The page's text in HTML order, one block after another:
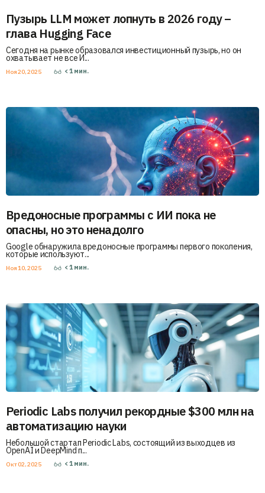
Пузырь LLM может лопнуть в 2026 году –
глава Hugging Face
Сегодня на рынке образовался инвестиционный пузырь, но он
охватывает не все И...
Ноя 20, 2025 < 1 мин.
Вредоносные программы с ИИ пока не
опасны, но это ненадолго
Google обнаружила вредоносные программы первого поколения,
которые используют...
Ноя 10, 2025 < 1 мин.
Periodic Labs получил рекордные $300 млн на
автоматизацию науки
Небольшой стартап Periodic Labs, состоящий из выходцев из
OpenAI и DeepMind п...
Окт 02, 2025 < 1 мин.